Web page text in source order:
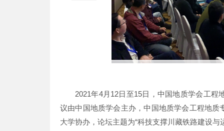
2021年4月12日至15日，中国地质学会工
议由中国地质学会主办，中国地质学会工程地
大学协办，论坛主题为“科技支撑川藏铁路建设